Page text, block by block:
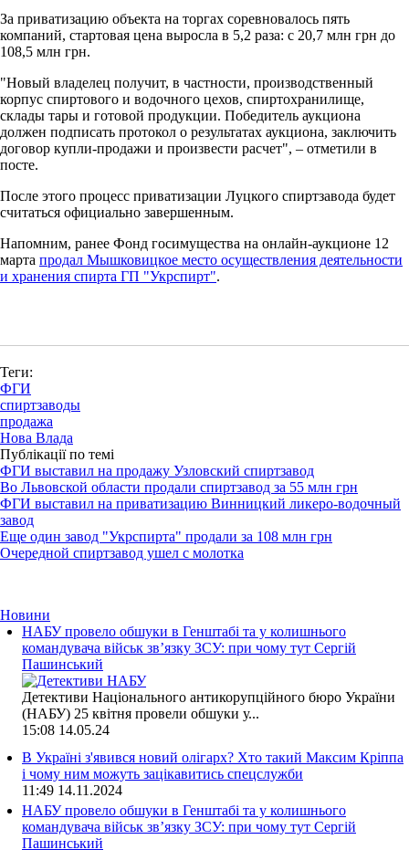
За приватизацию объекта на торгах соревновалось пять
компаний, стартовая цена выросла в 5,2 раза: с 20,7 млн грн до
108,5 млн грн.
"Новый владелец получит, в частности, производственный
корпус спиртового и водочного цехов, спиртохранилище,
склады тары и готовой продукции. Победитель аукциона
должен подписать протокол о результатах аукциона, заключить
договор купли-продажи и произвести расчет", – отметили в
посте.
После этого процесс приватизации Луцкого спиртзавода будет
считаться официально завершенным.
Напомним, ранее Фонд госимущества на онлайн-аукционе 12
марта продал Мышковицкое место осуществления деятельности
и хранения спирта ГП "Укрспирт".
Теги:
ФГИ
спиртзаводы
продажа
Нова Влада
Публікації по темі
ФГИ выставил на продажу Узловский спиртзавод
Во Львовской области продали спиртзавод за 55 млн грн
ФГИ выставил на приватизацию Винницкий ликеро-водочный
завод
Еще один завод "Укрспирта" продали за 108 млн грн
Очередной спиртзавод ушел с молотка
Новини
НАБУ провело обшуки в Генштабі та у колишнього
командувача військ зв’язку ЗСУ: при чому тут Сергій
Пашинський
Детективи Національного антикорупційного бюро України
(НАБУ) 25 квітня провели обшуки у...
15:08 14.05.24
В Україні з'явився новий олігарх? Хто такий Максим Кріппа
і чому ним можуть зацікавитись спецслужби
11:49 14.11.2024
НАБУ провело обшуки в Генштабі та у колишнього
командувача військ зв’язку ЗСУ: при чому тут Сергій
Пашинський